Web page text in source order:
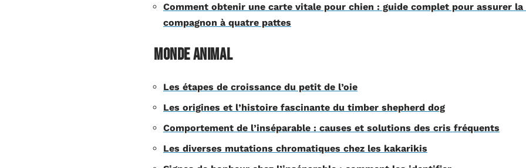
Comment obtenir une carte vitale pour chien : guide complet pour assurer
compagnon à quatre pattes
Monde animal
Les étapes de croissance du petit de l’oie
Les origines et l’histoire fascinante du timber shepherd dog
Comportement de l’inséparable : causes et solutions des cris fréquents
Les diverses mutations chromatiques chez les kakarikis